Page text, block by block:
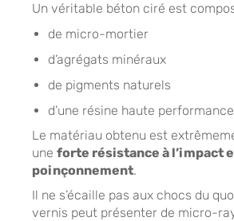
Un véritable béton ciré est
de micro-mortier
d’agrégats minéraux
de pigments naturels
d’une résine haute performance
Le matériau obtenu est
une forte résistance à l’impact
poinçonnement.
Il ne s’écaille pas aux chocs du
vernis peut présenter de micro-